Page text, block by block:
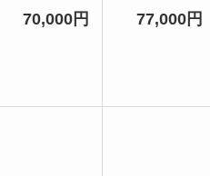
70,000円 77,000円